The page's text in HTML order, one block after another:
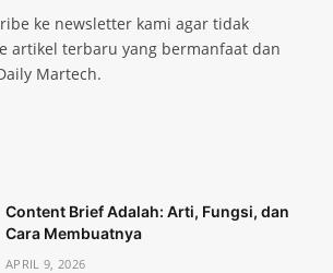
ke newsletter kami agar tidak
artikel terbaru yang bermanfaat dan
Martech.
Content Brief Adalah: Arti, Fungsi, dan
Cara Membuatnya
APRIL 9, 2026